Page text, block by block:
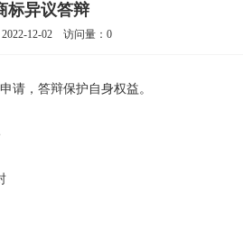
标异议答辩
12-02 访问量： 0
请，答辩保护自身权益。